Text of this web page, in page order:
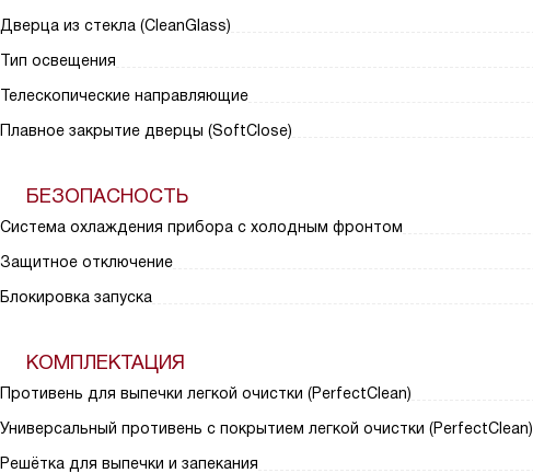
Дверца из стекла (CleanGlass)
Тип освещения
Телескопические направляющие
Плавное закрытие дверцы (SoftClose)
БЕЗОПАСНОСТЬ
Система охлаждения прибора с холодным фронтом
Защитное отключение
Блокировка запуска
КОМПЛЕКТАЦИЯ
Противень для выпечки легкой очистки (PerfectClean)
Универсальный противень с покрытием легкой очистки (PerfectClean)
Решётка для выпечки и запекания